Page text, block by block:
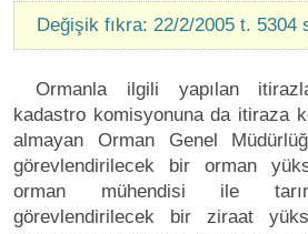
Değişik fıkra: 22/2/2005 t. 5304
Ormanla ilgili yapılan
kadastro komisyonuna da itiraza
almayan Orman Genel
görevlendirilecek bir orman
orman mühendisi ile
görevlendirilecek bir ziraat